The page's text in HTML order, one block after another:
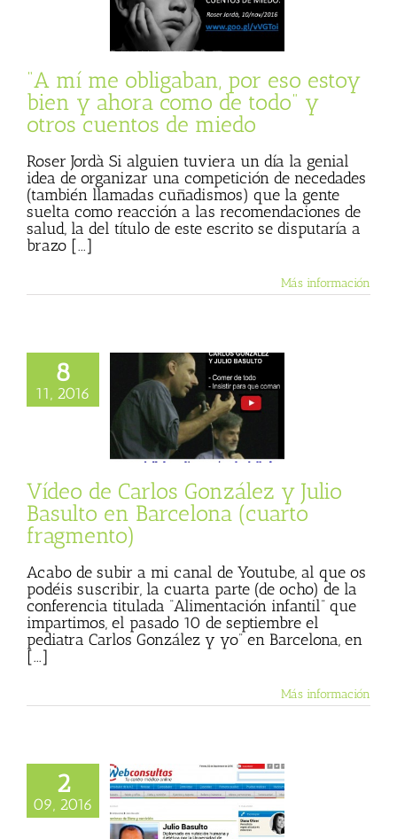
Julio Basulto
“A mí me obligaban, por eso estoy
bien y ahora como de todo” y
otros cuentos de miedo
Roser Jordà Si alguien tuviera un día la genial
idea de organizar una competición de necedades
(también llamadas cuñadismos) que la gente
suelta como reacción a las recomendaciones de
salud, la del título de este escrito se disputaría a
brazo [...]
Más información
8
11, 2016
González
Basulto en
(cuarto
Basulto
Vídeo de Carlos González y Julio
Basulto en Barcelona (cuarto
fragmento)
Acabo de subir a mi canal de Youtube, al que os
podéis suscribir, la cuarta parte (de ocho) de la
conferencia titulada “Alimentación infantil” que
impartimos, el pasado 10 de septiembre el
pediatra Carlos González y yo” en Barcelona, en
[...]
Más información
2
09, 2016
‘hay que comer
es una mentira